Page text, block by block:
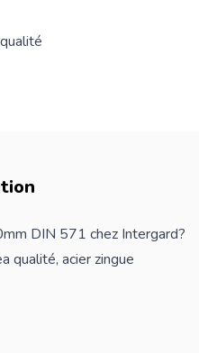
DIN 571 chez Intergard?
qualité, acier zingue